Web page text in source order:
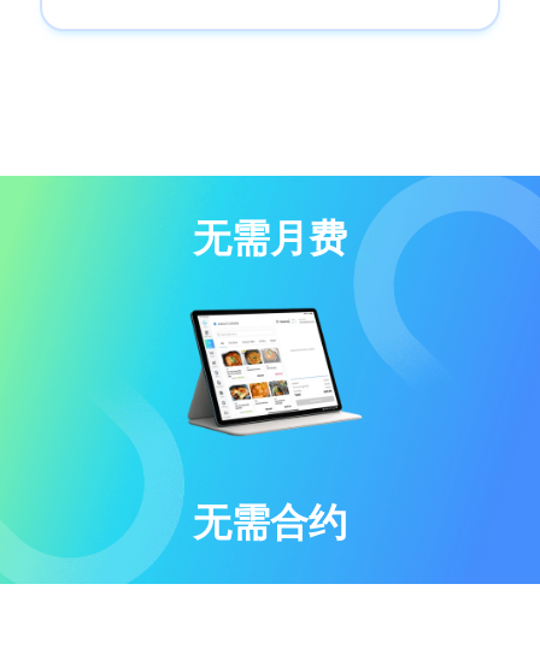
无需月费
无需合约